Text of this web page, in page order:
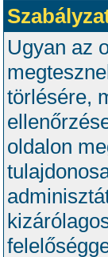
Ugyan az
törlésére,
oldalon